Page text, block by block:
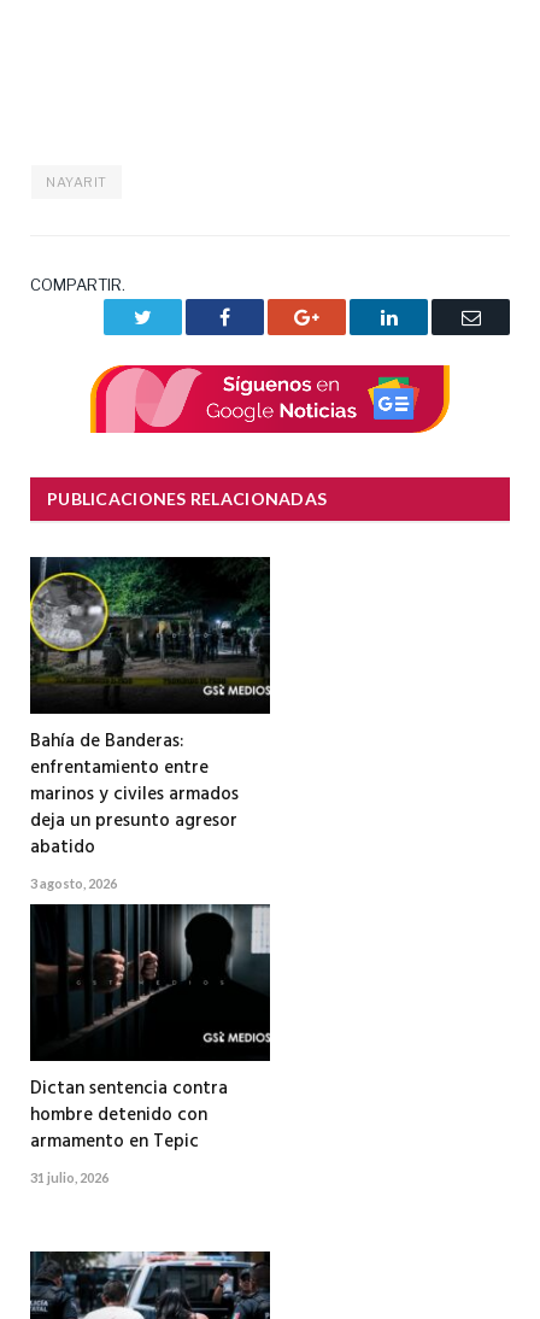
NAYARIT
COMPARTIR.
Facebook Google+ LinkedIn
Correo
PUBLICACIONES RELACIONADAS
Bahía de Banderas:
enfrentamiento entre
marinos y civiles armados
deja un presunto agresor
abatido
3 agosto, 2026
Dictan sentencia contra
hombre detenido con
armamento en Tepic
31 julio, 2026